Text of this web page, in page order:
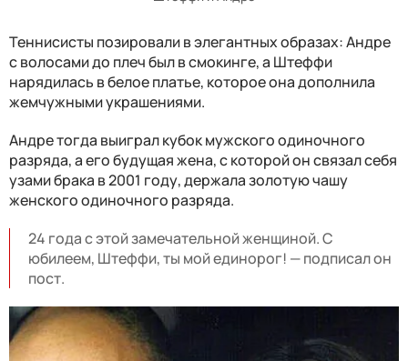
Теннисисты позировали в элегантных образах: Андре
с волосами до плеч был в смокинге, а Штеффи
нарядилась в белое платье, которое она дополнила
жемчужными украшениями.
Андре тогда выиграл кубок мужского одиночного
разряда, а его будущая жена, с которой он связал себя
узами брака в 2001 году, держала золотую чашу
женского одиночного разряда.
24 года с этой замечательной женщиной. С
юбилеем, Штеффи, ты мой единорог! — подписал он
пост.